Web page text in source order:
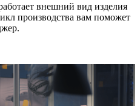
внешний вид изделия
производства вам поможет